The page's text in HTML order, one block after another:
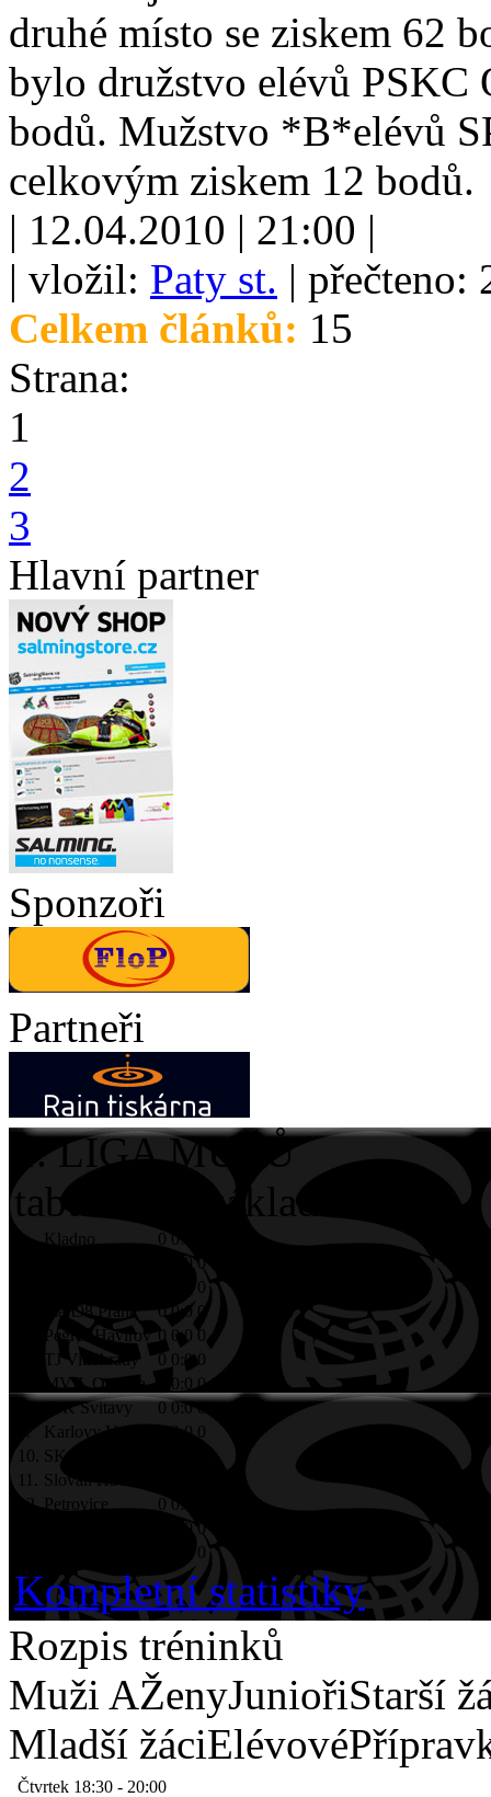
druhé místo se ziskem 62
bylo družstvo elévů PSKC
bodů. Mužstvo *B*elévů
celkovým ziskem 12 bodů.
| 12.04.2010 | 21:00 |
| vložil: Paty st. | přečteno:
Celkem článků: 15
Strana:
1
2
3
Hlavní partner
Sponzoři
Partneři
1. LIGA MUŽŮ
tabulka po základní části
1. Kladno 0 0:0
0:0 0
0
Start98 Praha 0 0:0 0
Pegres Havířov 0 0:0 0
TJ Vinohrady 0 0:0 0
MVIL Ostrava 0:0 0
FbK Svitavy 0 0:0 0
9.
Karlovy Vary 0 0:0 0
10.
SK Litvínov
11.
Slovan Havířov
12. Petrovice 0 0:0
0:0 0
0
Kompletní statistiky
Rozpis tréninků
Muži AŽenyJuniořiStarší
Mladší žáciElévové
Čtvrtek 18:30 - 20:00